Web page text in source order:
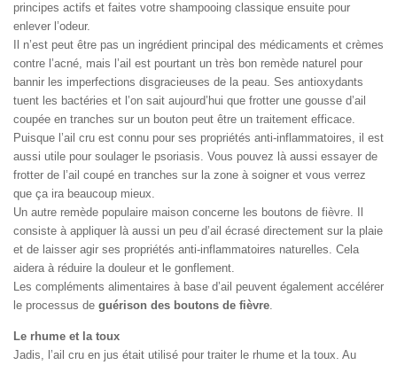
principes actifs et faites votre shampooing classique ensuite pour
enlever l’odeur.
Il n’est peut être pas un ingrédient principal des médicaments et crèmes
contre l’acné, mais l’ail est pourtant un très bon remède naturel pour
bannir les imperfections disgracieuses de la peau. Ses antioxydants
tuent les bactéries et l’on sait aujourd’hui que frotter une gousse d’ail
coupée en tranches sur un bouton peut être un traitement efficace.
Puisque l’ail cru est connu pour ses propriétés anti-inflammatoires, il est
aussi utile pour soulager le psoriasis. Vous pouvez là aussi essayer de
frotter de l’ail coupé en tranches sur la zone à soigner et vous verrez
que ça ira beaucoup mieux.
Un autre remède populaire maison concerne les boutons de fièvre. Il
consiste à appliquer là aussi un peu d’ail écrasé directement sur la plaie
et de laisser agir ses propriétés anti-inflammatoires naturelles. Cela
aidera à réduire la douleur et le gonflement.
Les compléments alimentaires à base d’ail peuvent également accélérer
le processus de guérison des boutons de fièvre.
Le rhume et la toux
Jadis, l’ail cru en jus était utilisé pour traiter le rhume et la toux. Au